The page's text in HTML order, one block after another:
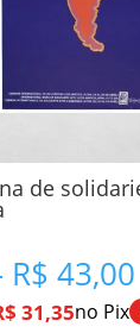
de
R$ 43,00
31,35no Pix